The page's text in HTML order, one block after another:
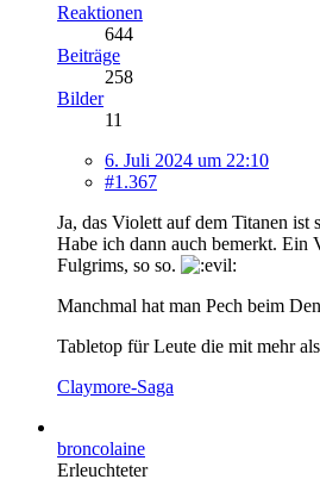
Reaktionen
644
Beiträge
258
Bilder
11
6. Juli 2024 um 22:10
#1.367
Ja, das Violett auf dem Titanen ist
Habe ich dann auch bemerkt. Ein
Fulgrims, so so.
Manchmal hat man Pech beim
Tabletop für Leute die mit mehr
Claymore-Saga
broncolaine
Erleuchteter